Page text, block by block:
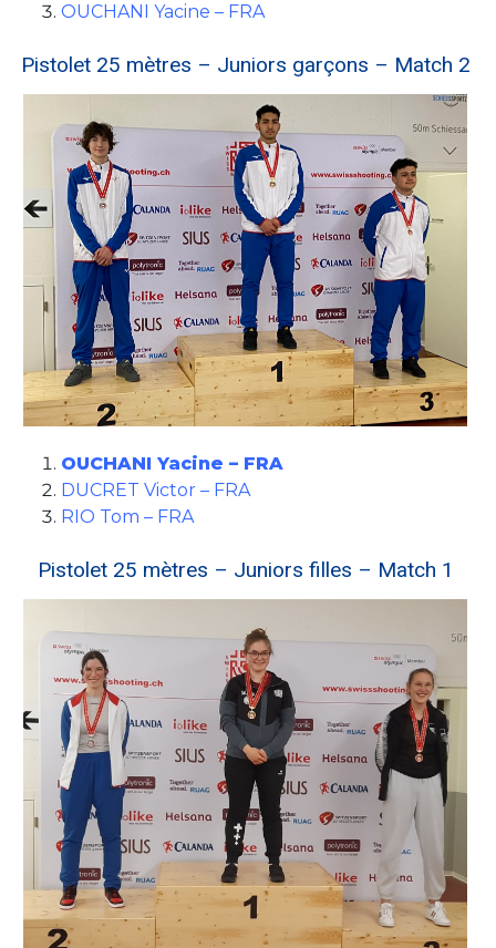
OUCHANI Yacine – FRA
Pistolet 25 mètres – Juniors garçons – Match 2
OUCHANI Yacine – FRA
DUCRET Victor – FRA
RIO Tom – FRA
Pistolet 25 mètres – Juniors filles – Match 1